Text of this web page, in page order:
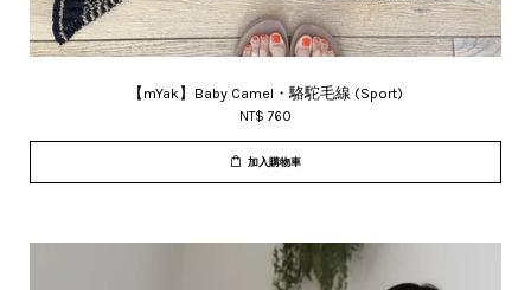
【mYak】Baby Camel・駱駝毛線 (Sport)
NT$ 760
加入購物車